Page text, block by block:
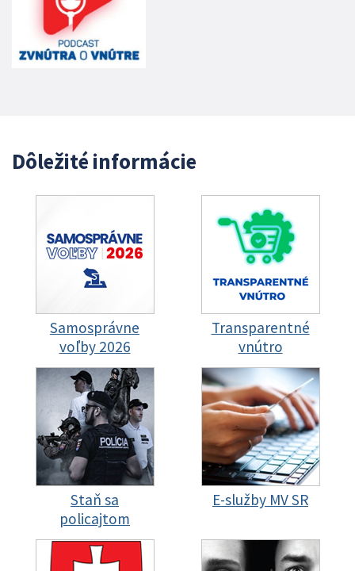
Dôležité informácie
Samosprávne
voľby 2026
Transparentné
vnútro
Staň sa
policajtom
E-služby MV SR